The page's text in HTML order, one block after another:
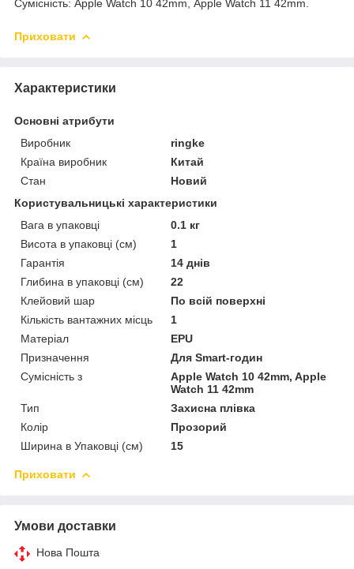
Сумісність: Apple Watch 10 42mm, Apple Watch 11 42mm.
Приховати
Характеристики
Основні атрибути
Виробник
ringke
Країна виробник
Китай
Стан
Новий
Користувальницькі характеристики
Вага в упаковці
0.1 кг
Висота в упаковці (см)
1
Гарантія
14 днів
Глибина в упаковці (см)
22
Клейовий шар
По всій поверхні
Кількість вантажних місць
1
Матеріал
EPU
Призначення
Для Smart-годин
Сумісність з
Apple Watch 10 42mm, Apple
Watch 11 42mm
Тип
Захисна плівка
Колір
Прозорий
Ширина в Упаковці (см)
15
Приховати
Умови доставки
Нова Пошта